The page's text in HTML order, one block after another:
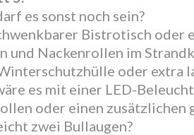
es sonst noch sein?
Bistrotisch oder
und Nackenrollen im
oder extra
es mit einer LED-
oder einen zusätzlichen
zwei Bullaugen?